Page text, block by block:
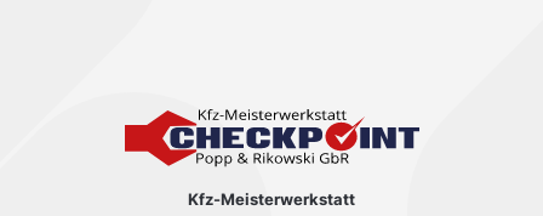
Kfz-Meisterwerkstatt